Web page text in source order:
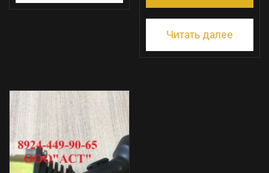
Читать далее